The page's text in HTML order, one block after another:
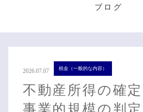
ブログ
2026.07.07 税金（一般的な内容）
不動産所得の確定
事業的規模の判